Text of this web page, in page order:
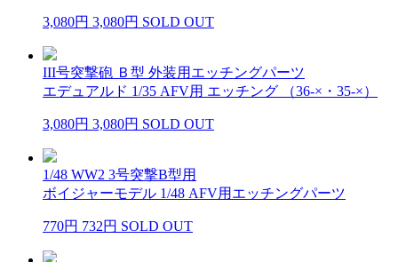
3,080円 3,080円 SOLD OUT
III号突撃砲 Ｂ型 外装用エッチングパーツ
エデュアルド 1/35 AFV用 エッチング （36-×・35-×）
3,080円 3,080円 SOLD OUT
1/48 WW2 3号突撃B型用
ボイジャーモデル 1/48 AFV用エッチングパーツ
770円 732円 SOLD OUT